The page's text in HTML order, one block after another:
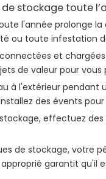
stockage toute
l'année prolonge
ou toute infestation
et
de valeur pour
à l'extérieur
des évents
effectuez
de stockage, votre
garantit qu'il